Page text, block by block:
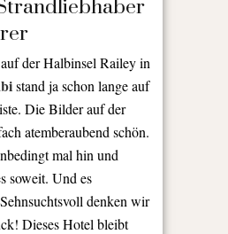
auf der Halbinsel Railey in
stand ja schon lange auf
Die Bilder auf der
atemberaubend schön.
mal hin und
soweit. Und es
Sehnsuchtsvoll denken wir
Dieses Hotel bleibt